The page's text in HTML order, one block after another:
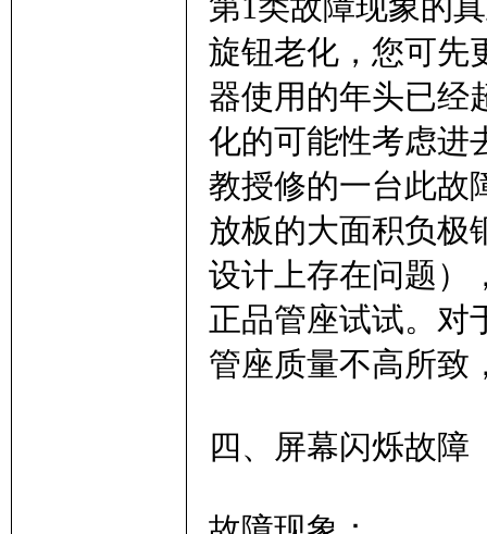
第1类故障现象的
旋钮老化，您可先
器使用的年头已经
化的可能性考虑进
教授修的一台此故
放板的大面积负极
设计上存在问题）
正品管座试试。对
管座质量不高所致
四、屏幕闪烁故障